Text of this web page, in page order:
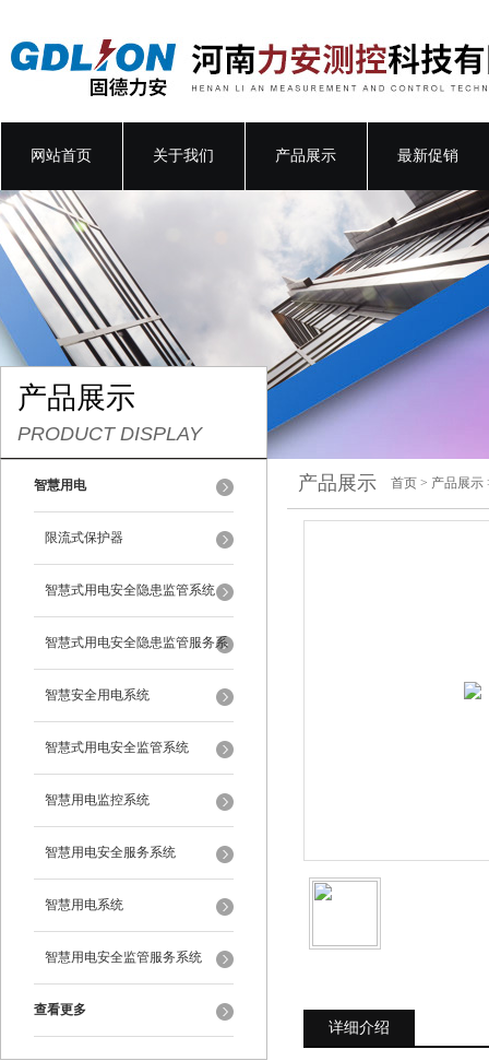
网站首页 关于我们 产品展示 最新促销
产品展示
PRODUCT DISPLAY
智慧用电
限流式保护器
智慧式用电安全隐患监管系统
智慧式用电安全隐患监管服务系
统
智慧安全用电系统
智慧式用电安全监管系统
智慧用电监控系统
智慧用电安全服务系统
智慧用电系统
智慧用电安全监管服务系统
查看更多
产品展示 首页 > 产品展示
详细介绍